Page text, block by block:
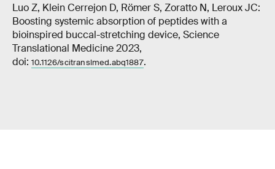
Luo Z, Klein Cerrejon D, Römer S, Zoratto N, Leroux JC:
Boosting systemic absorption of peptides with a
bioinspired buccal-stretching device, Science
Translational Medicine 2023,
doi: 10.1126/scitranslmed.abq1887.